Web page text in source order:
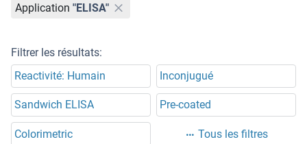
Application "ELISA"
Filtrer les résultats:
Reactivité: Humain
Inconjugué
Sandwich ELISA Pre-coated
Colorimetric Tous les filtres